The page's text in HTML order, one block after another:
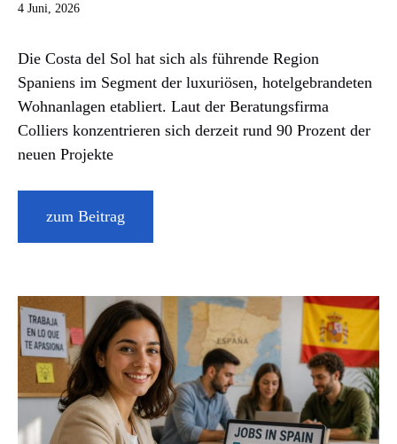
4 Juni, 2026
Die Costa del Sol hat sich als führende Region
Spaniens im Segment der luxuriösen, hotelgebrandeten
Wohnanlagen etabliert. Laut der Beratungsfirma
Colliers konzentrieren sich derzeit rund 90 Prozent der
neuen Projekte
zum Beitrag